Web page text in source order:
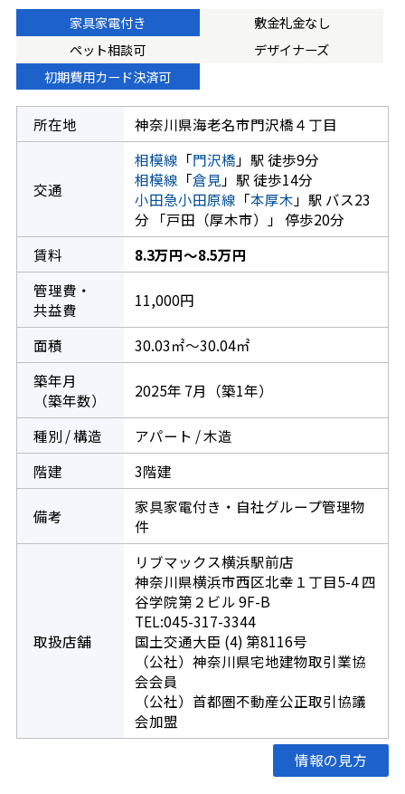
家具家電付き
敷金礼金なし
ペット相談可
デザイナーズ
初期費用カード決済可
所在地 神奈川県海老名市門沢橋４丁目
交通
相模線 「門沢橋 」駅 徒歩9分
相模線 「倉見」駅 徒歩14分
小田急小田原線 「本厚木 」駅 バス23
分 「戸田（厚木市）」 停歩20分
賃料
8.3万円～8.5万円
管理費・
共益費
11,000円
面積
30.03㎡～30.04㎡
築年月
（築年数）
2025年 7月（築1年）
種別 / 構造
アパート / 木造
階建
3階建
備考
家具家電付き・自社グループ管理物
件
取扱店舗
リブマックス横浜駅前店
神奈川県横浜市西区北幸１丁目5-4 四
谷学院第２ビル 9F-B
TEL:045-317-3344
国土交通大臣 (4) 第8116号
（公社）神奈川県宅地建物取引業協
会会員
（公社）首都圏不動産公正取引協議
会加盟
情報の見方